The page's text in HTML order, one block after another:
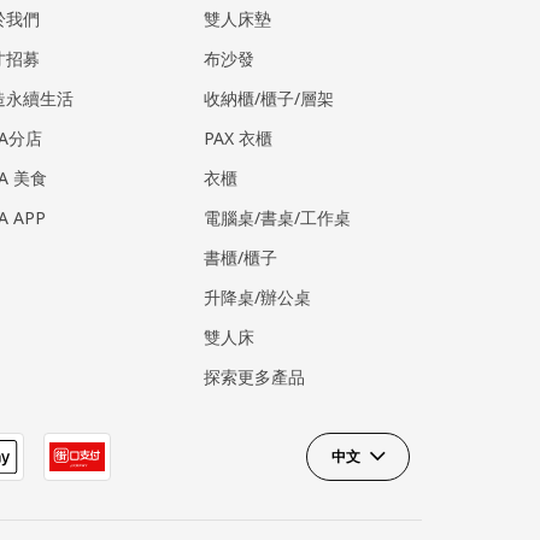
我們
招募
永續生活
分店
美食
APP
雙人床墊
布沙發
收納櫃/櫃子/層架
PAX 衣櫃
衣櫃
電腦桌/書桌/工作桌
書櫃/櫃子
升降桌/辦公桌
雙人床
探索更多產品
中文